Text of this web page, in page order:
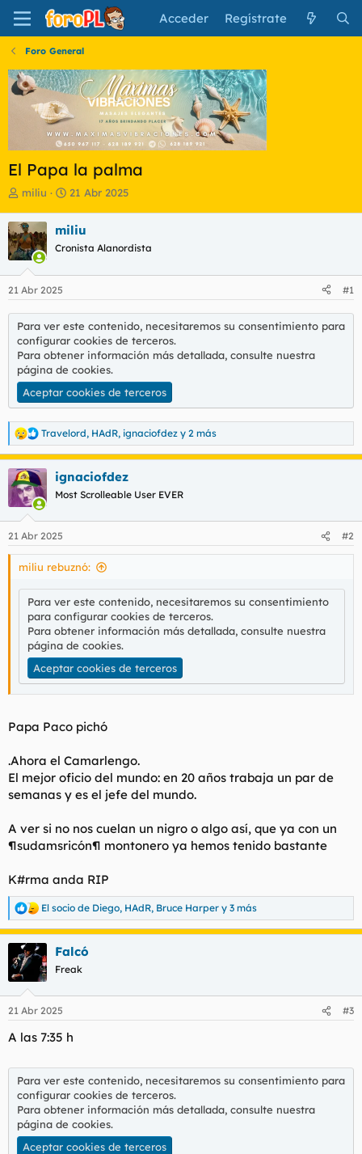
Acceder Regístrate
Foro General
El Papa la palma
I
i
c
i
a
d
o
d
e
l
t
e
m
a
miliu
F
h
a
e
i
c
i
o
21 Abr 2025
miliu
Cronista Alanordista
21 Abr 2025 #1
Para ver este contenido, necesitaremos su consentimiento para
configurar cookies de terceros.
Para obtener información más detallada, consulte nuestra
página de cookies.
Aceptar cookies de terceros
R
e
a
c
c
i
e
s
Travelord, HAdR, ignaciofdez y 2 más
ignaciofdez
Most Scrolleable User EVER
21 Abr 2025 #2
miliu rebuznó:
Para ver este contenido, necesitaremos su consentimiento
para configurar cookies de terceros.
Para obtener información más detallada, consulte nuestra
página de cookies.
Aceptar cookies de terceros
Papa Paco pichó
.Ahora el Camarlengo.
El mejor oficio del mundo: en 20 años trabaja un par de
semanas y es el jefe del mundo.
A ver si no nos cuelan un nigro o algo así, que ya con un
¶sudamsricón¶ montonero ya hemos tenido bastante
K#rma anda RIP
R
e
a
c
c
i
e
:
El socio de Diego, HAdR, Bruce Harper y 3 más
Falcó
Freak
21 Abr 2025 #3
A las 7:35 h
Para ver este contenido, necesitaremos su consentimiento para
configurar cookies de terceros.
Para obtener información más detallada, consulte nuestra
página de cookies.
Aceptar cookies de terceros